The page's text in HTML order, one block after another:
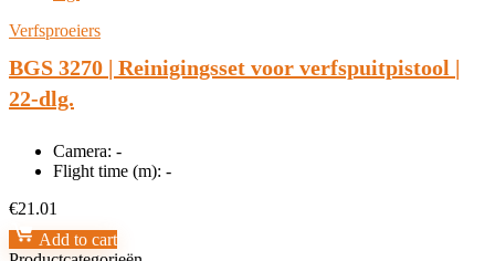
Verfsproeiers
BGS 3270 | Reinigingsset voor verfspuitpistool |
22-dlg.
Camera: -
Flight time (m): -
€21.01
Add to cart